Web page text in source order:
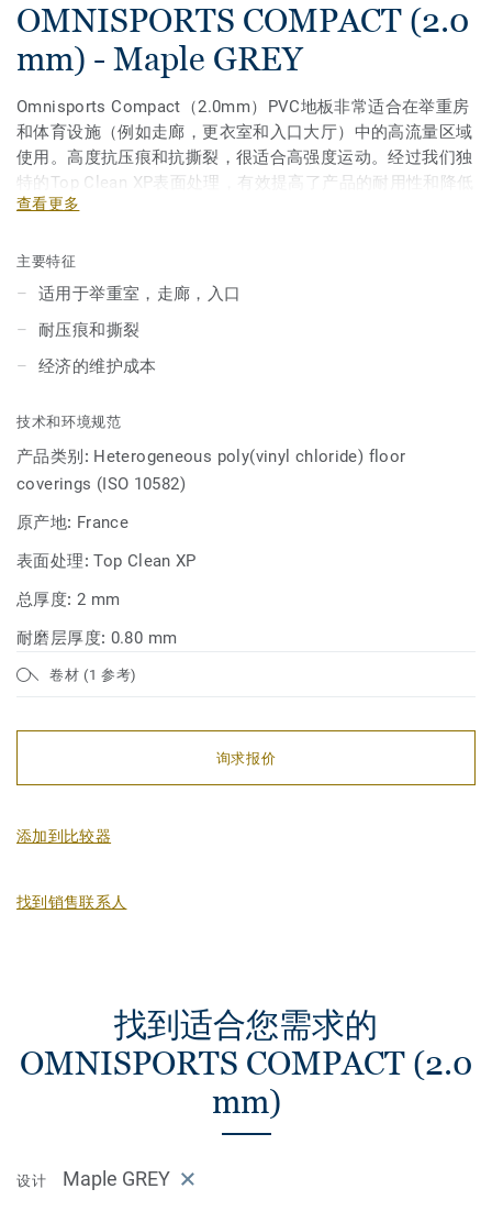
OMNISPORTS COMPACT (2.0
mm) - Maple GREY
Omnisports Compact（2.0mm）PVC地板非常适合在举重房
和体育设施（例如走廊，更衣室和入口大厅）中的高流量区域
使用。高度抗压痕和抗撕裂，很适合高强度运动。经过我们独
特的Top Clean XP表面处理，有效提高了产品的耐用性和降低
维护成本。
查看更多
主要特征
适用于举重室，走廊，入口
耐压痕和撕裂
经济的维护成本
技术和环境规范
产品类别: Heterogeneous poly(vinyl chloride) floor
coverings (ISO 10582)
原产地: France
表面处理:Top Clean XP
总厚度: 2 mm
耐磨层厚度: 0.80 mm
卷材 (1 参考)
询求报价
添加到比较器
找到销售联系人
找到适合您需求的
OMNISPORTS COMPACT (2.0
mm)
设计 Maple GREY